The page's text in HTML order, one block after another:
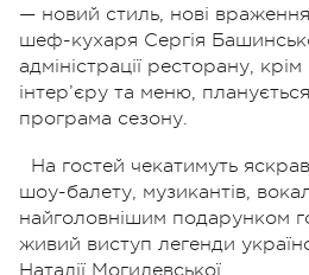
— новий стиль, нові
шеф-кухаря Сергія
адміністрації ресторану,
інтер’єру та меню,
програма сезону.
На гостей чекатимуть
шоу-балету, музикантів,
найголовнішим подарунком
живий виступ легенди
Наталії Могилевської.